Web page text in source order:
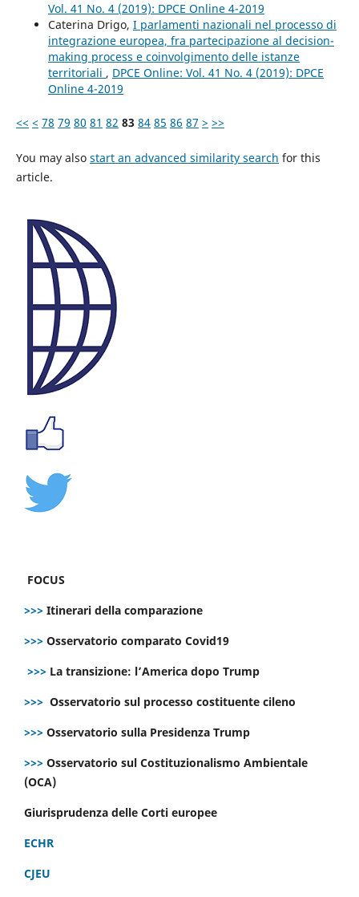
Vol. 41 No. 4 (2019): DPCE Online 4-2019
Caterina Drigo, I parlamenti nazionali nel processo di
integrazione europea, fra partecipazione al decision-
making process e coinvolgimento delle istanze
territoriali , DPCE Online: Vol. 41 No. 4 (2019): DPCE
Online 4-2019
<< < 78 79 80 81 82 83 84 85 86 87 > >>
You may also start an advanced similarity search for this
article.
FOCUS
>>> Itinerari della comparazione
>>> Osservatorio comparato Covid19
>>> La transizione: l’America dopo Trump
>>> Osservatorio sul processo costituente cileno
>>> Osservatorio sulla Presidenza Trump
>>> Osservatorio sul Costituzionalismo Ambientale
(OCA)
Giurisprudenza delle Corti europee
ECHR
CJEU